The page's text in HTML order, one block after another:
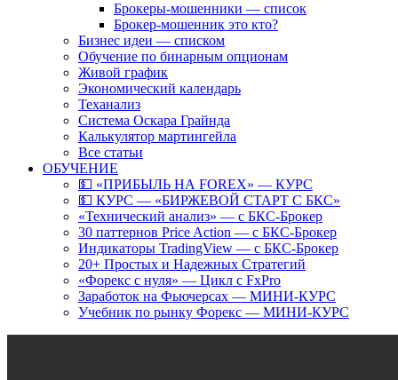
Брокеры-мошенники — список
Брокер-мошенник это кто?
Бизнес идеи — списком
Обучение по бинарным опционам
Живой график
Экономический календарь
Теханализ
Система Оскара Грайнда
Калькулятор мартингейла
Все статьи
ОБУЧЕНИЕ
💵 «ПРИБЫЛЬ НА FOREX» — КУРС
💵 КУРС — «БИРЖЕВОЙ СТАРТ С БКС»
«Технический анализ» — с БКС-Брокер
30 паттернов Price Action — с БКС-Брокер
Индикаторы TradingView — с БКС-Брокер
20+ Простых и Надежных Стратегий
«Форекс с нуля» — Цикл с FxPro
Заработок на Фьючерсах — МИНИ-КУРС
Учебник по рынку Форекс — МИНИ-КУРС